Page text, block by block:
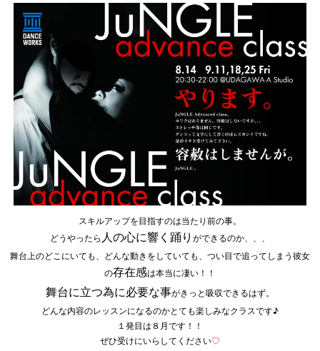
スキルアップを目指すのは当たり前の事。
どうやったら 人の心に響く踊り ができるのか、、、
舞台上のどこにいても、どんな動きをしていても、つい目で追ってしまう彼女
の存在感は本当に凄い！！
舞台に立つ為に必要な事がきっと吸収できるはず。
どんな内容のレッスンになるのかとても楽しみなクラスです♪
１発目は８月です！！
ぜひ受けにいらしてください♡